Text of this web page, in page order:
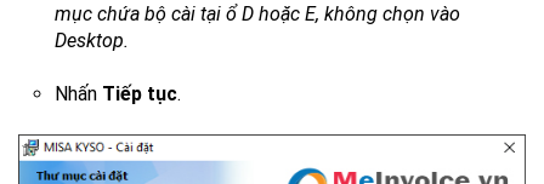
mục chứa bộ cài tại ổ D hoặc E, không chọn vào
Desktop.
Nhấn Tiếp tục.